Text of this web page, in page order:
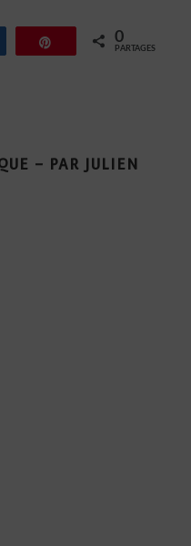
Partagez Épingle 0
PARTAGES
– PAR JULIEN